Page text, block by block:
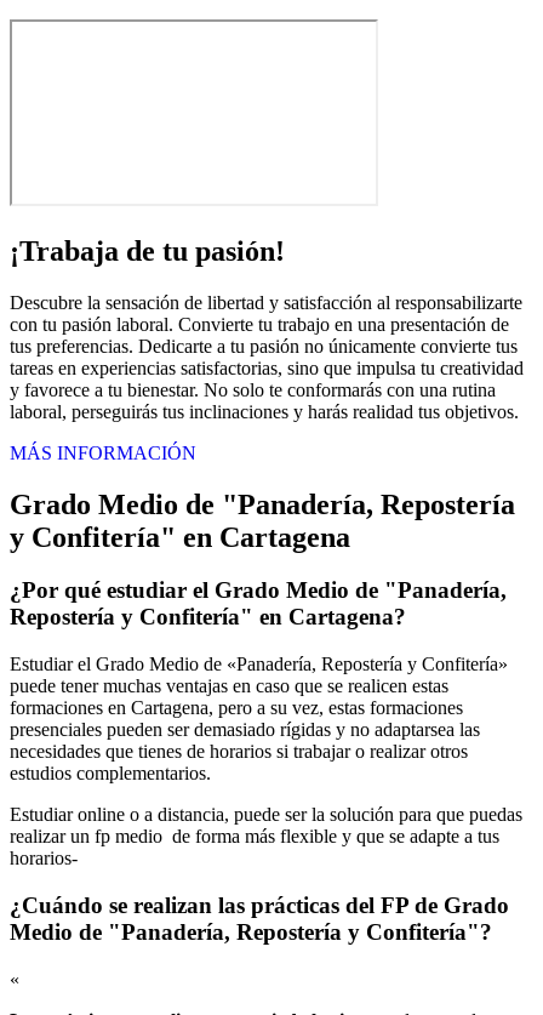
¡Trabaja de tu pasión!
Descubre la sensación de libertad y satisfacción al responsabilizarte
con tu pasión laboral. Convierte tu trabajo en una presentación de
tus preferencias. Dedicarte a tu pasión no únicamente convierte tus
tareas en experiencias satisfactorias, sino que impulsa tu creatividad
y favorece a tu bienestar. No solo te conformarás con una rutina
laboral, perseguirás tus inclinaciones y harás realidad tus objetivos.
MÁS INFORMACIÓN
Grado Medio de "Panadería, Repostería
y Confitería" en Cartagena
¿Por qué estudiar el Grado Medio de "Panadería,
Repostería y Confitería" en Cartagena?
Estudiar el Grado Medio de «Panadería, Repostería y Confitería»
puede tener muchas ventajas en caso que se realicen estas
formaciones en Cartagena, pero a su vez, estas formaciones
presenciales pueden ser demasiado rígidas y no adaptarsea las
necesidades que tienes de horarios si trabajar o realizar otros
estudios complementarios.
Estudiar online o a distancia, puede ser la solución para que puedas
realizar un fp medio de forma más flexible y que se adapte a tus
horarios-
¿Cuándo se realizan las prácticas del FP de Grado
Medio de "Panadería, Repostería y Confitería"?
«